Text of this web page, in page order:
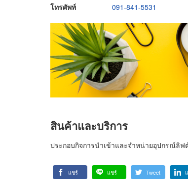
โทรศัพท์ 091-841-5531
สินค้าและบริการ
ประกอบกิจการนำเข้าและจำหน่ายอุปกรณ์ลิ
แชร์ แชร์ Tweet